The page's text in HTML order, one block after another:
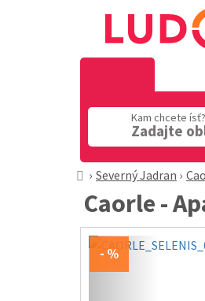
Kam chcete ísť?
Zadajte
Severný Jadran
Caorle -